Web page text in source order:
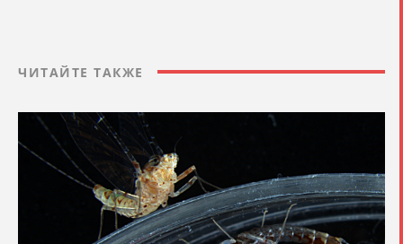
ЧИТАЙТЕ ТАКЖЕ